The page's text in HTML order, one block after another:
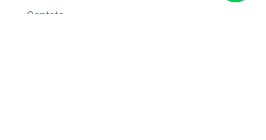
Contato